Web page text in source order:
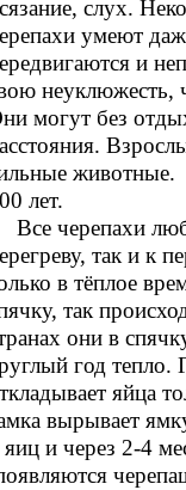
слух.
умеют
и
неуклюжесть,
могут без
животные.
лет.
черепахи
так и к
в тёплое
так
они в
год тепло.
яйца
вырывает
и через 2-4